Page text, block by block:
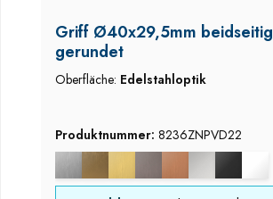
Griff Ø40x29,5mm beidseitig
gerundet
Oberfläche: Edelstahloptik
Produktnummer: 8236ZNPVD22